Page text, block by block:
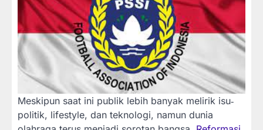
Meskipun saat ini publik lebih banyak melirik isu‐
politik, lifestyle, dan teknologi, namun dunia